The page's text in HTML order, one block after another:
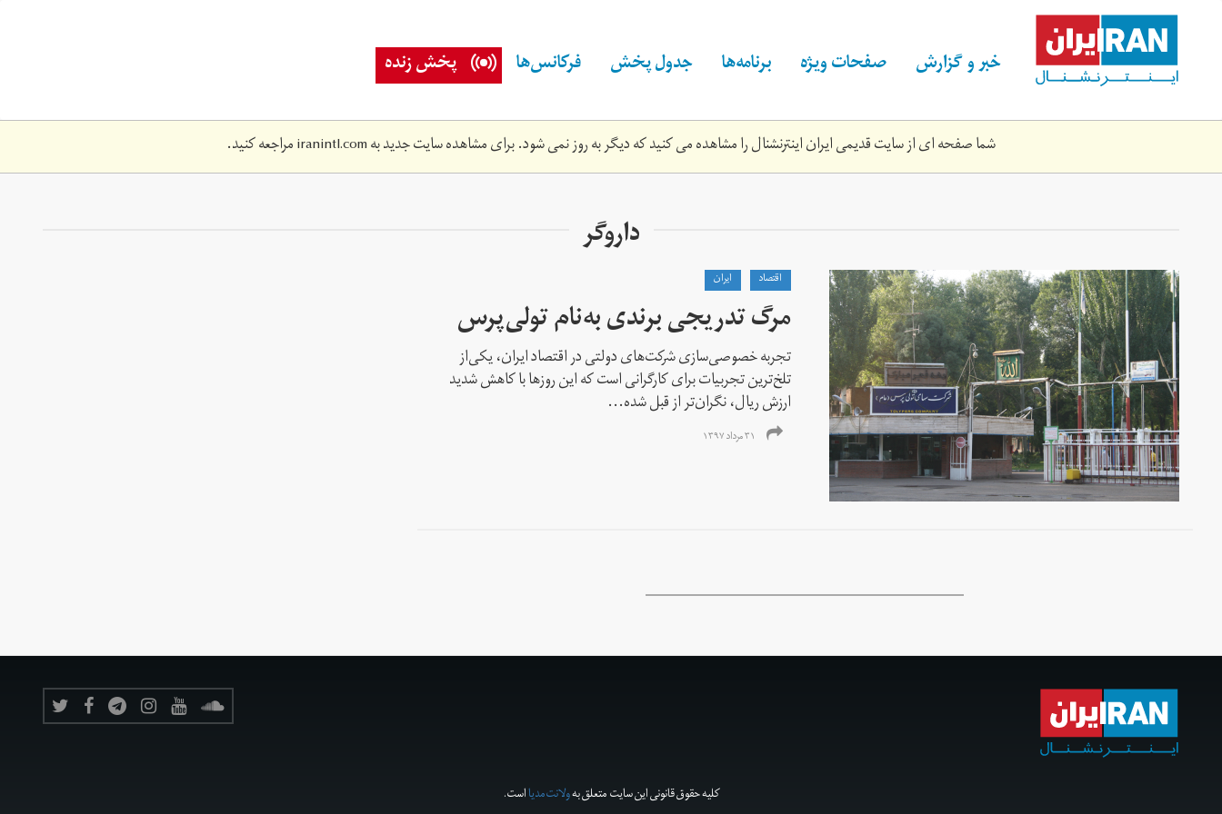
content خبر و گزارش صفحات ویژه برنامه‌ها جدول پخش فرکانس‌ها پخش زنده
شما صفحه ای از سایت قدیمی ایران اینترنشنال را مشاهده می کنید که دیگر به روز نمی شود. برای مشاهده سایت جدید بهiranintl.comمراجعه کنید.
داروگر
اقتصاد ايران
مرگ تدریجی برندی به‌نام تولی‌پرس
تجربه خصوصی‌سازی شرکت‌های دولتی در اقتصاد ایران، یکی‌از
تلخ‌ترین تجربیات برای کارگرانی است که این روزها با کاهش شدید
ارزش ریال، نگران‌تر از قبل شده‌...
۳۱ مرداد ۱۳۹۷
کلیه حقوق قانونی این سایت متعلق بهولانت‌مدیااست.